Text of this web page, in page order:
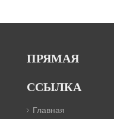
ПРЯМАЯ
ССЫЛКА
Главная